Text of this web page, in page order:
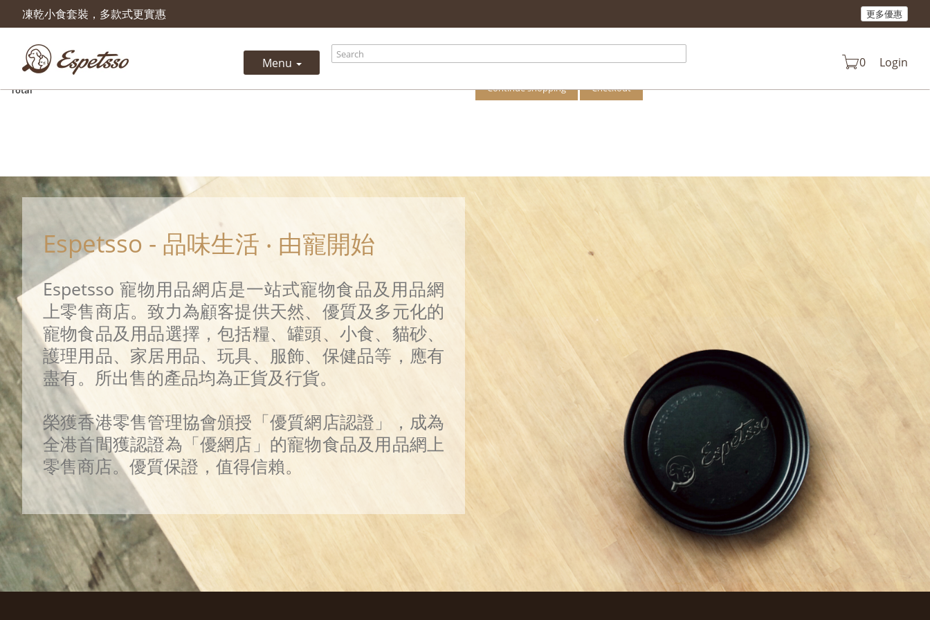
凍乾小食套裝，多款式更實惠 更多優惠
Product successfully added to your shopping
cart
Quantity
Total
There is 1 item in your cart.
Continue shopping
Checkout
Menu 0 Login
Espetsso - 品味生活 ‧ 由寵開始
Espetsso 寵物用品網店是一站式寵物食品及用品網
上零售商店。致力為顧客提供天然、優質及多元化的
寵物食品及用品選擇，包括糧、罐頭、小食、貓砂、
護理用品、家居用品、玩具、服飾、保健品等，應有
盡有。所出售的產品均為正貨及行貨。
榮獲香港零售管理協會頒授「優質網店認證」，成為
全港首間獲認證為「優網店」的寵物食品及用品網上
零售商店。優質保證，值得信賴。